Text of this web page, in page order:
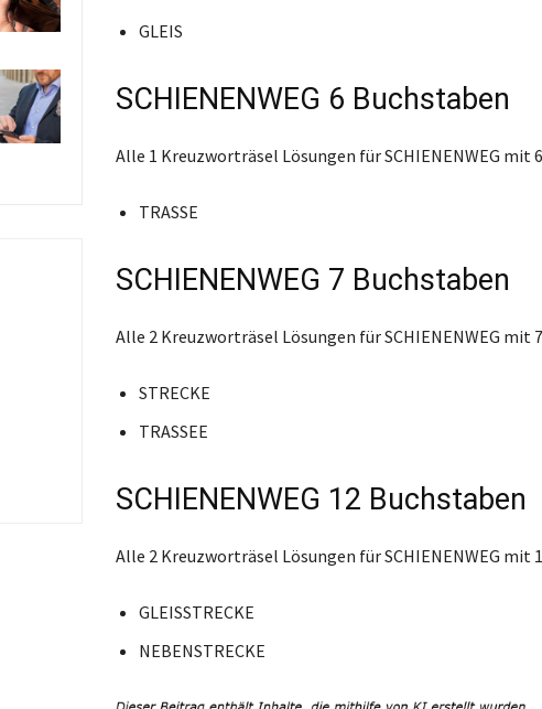
GLEIS
SCHIENENWEG 6 Buchstaben
Alle 1 Kreuzworträsel Lösungen für SCHIENENWEG mit
TRASSE
SCHIENENWEG 7 Buchstaben
Alle 2 Kreuzworträsel Lösungen für SCHIENENWEG mit
STRECKE
TRASSEE
SCHIENENWEG 12 Buchstaben
Alle 2 Kreuzworträsel Lösungen für SCHIENENWEG mit
GLEISSTRECKE
NEBENSTRECKE